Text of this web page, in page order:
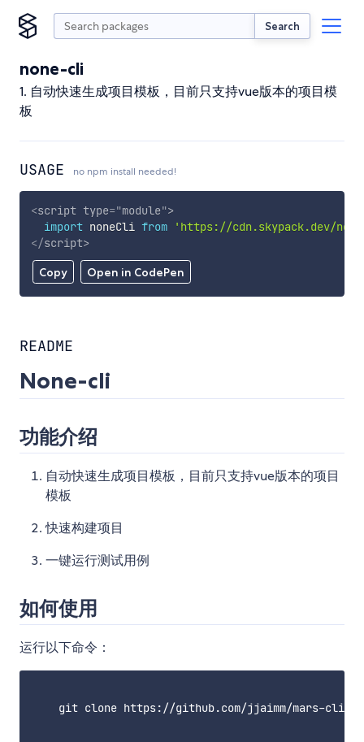
Search
none-cli
1. 自动快速生成项目模板，目前只支持vue版本的项目模
板
USAGE no npm install needed!
Copy Open in CodePen
<script type="module">
import noneCli from
'https://cdn.skypack.dev/
</script>
README
None-cli
功能介绍
自动快速生成项目模板，目前只支持vue版本的项目
模板
快速构建项目
一键运行测试用例
如何使用
运行以下命令：
git clone https://github.com/jjaimm/mars-